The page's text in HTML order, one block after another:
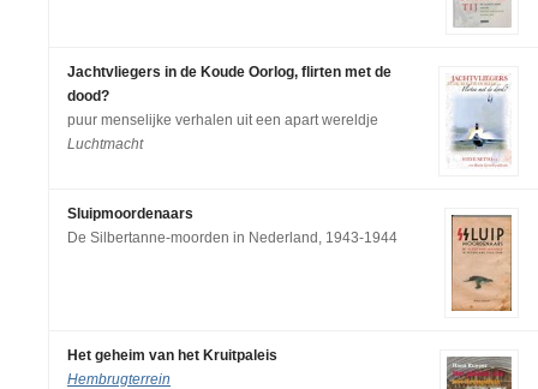
Jachtvliegers in de Koude Oorlog, flirten met de
dood?
puur menselijke verhalen uit een apart wereldje
Luchtmacht
Sluipmoordenaars
De Silbertanne-moorden in Nederland, 1943-1944
Het geheim van het Kruitpaleis
Hembrugterrein